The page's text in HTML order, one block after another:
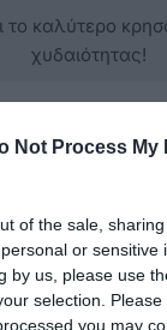
Not Process My
of the sale,
or sensitive
by us, please use
selection.
you may
το καλύτερο
χυδαιότητας!
ένα